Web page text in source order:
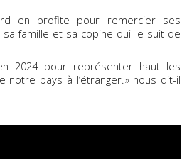
en profite pour remercier ses
famille et sa copine qui le suit de
2024 pour représenter haut les
pays à l’étranger. » nous dit-il